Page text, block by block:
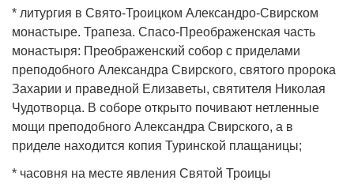
* литургия в Свято‑Троицком Александро‑Свирском
монастыре. Трапеза. Спасо‑Преображенская часть
монастыря: Преображенский собор с приделами
преподобного Александра Свирского, святого пророка
Захарии и праведной Елизаветы, святителя Николая
Чудотворца. В соборе открыто почивают нетленные
мощи преподобного Александра Свирского, а в
приделе находится копия Туринской плащаницы;
* часовня на месте явления Святой Троицы